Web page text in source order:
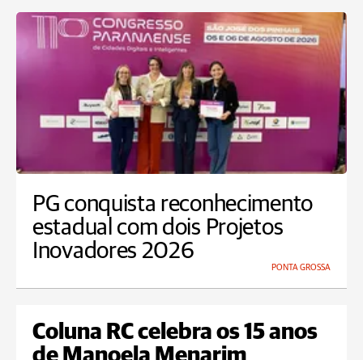
PG conquista reconhecimento
estadual com dois Projetos
Inovadores 2026
PONTA GROSSA
Coluna RC celebra os 15 anos